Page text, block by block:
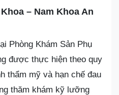
– Nam Khoa An
Phòng Khám Sản Phụ
được thực hiện theo quy
thẩm mỹ và hạn chế đau
thăm khám kỹ lưỡng